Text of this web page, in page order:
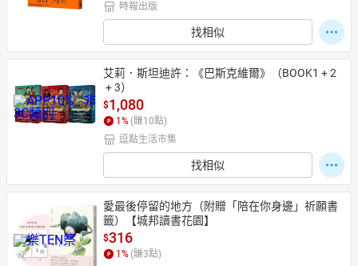
時報出版
找相似
艾莉．斯坦迪許：《巴斯克維爾》（BOOK1 + 2
+ 3）
$1,080
1 % (賺10點)
逗點生活市集
找相似
愛最後停留的地方（附贈「陪在你身邊」祈願書
籤）【城邦讀書花園】
$316
1 % (賺3點)